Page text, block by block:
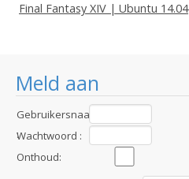
Meld aan
Gebruikersnaam
:Wachtwoord :
Onthoud:
Final Fantasy XIV | Ubuntu 14.04